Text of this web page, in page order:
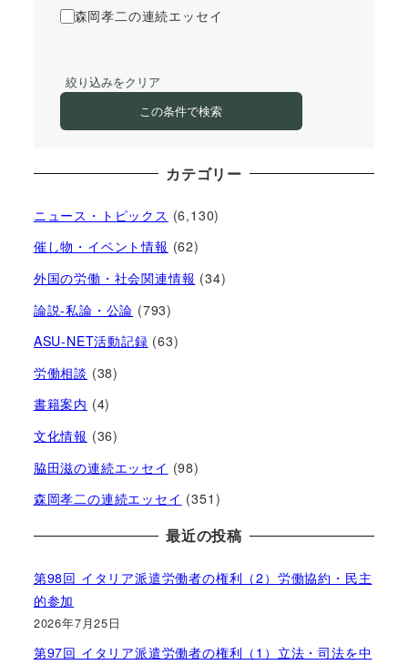
森岡孝二の連続エッセイ
絞り込みをクリア
この条件で検索
カテゴリー
ニュース・トピックス (6,130)
催し物・イベント情報 (62)
外国の労働・社会関連情報 (34)
論説-私論・公論 (793)
ASU-NET活動記録 (63)
労働相談 (38)
書籍案内 (4)
文化情報 (36)
脇田滋の連続エッセイ (98)
森岡孝二の連続エッセイ (351)
最近の投稿
第98回 イタリア派遣労働者の権利（2）労働協約・民主
的参加
2026年7月25日
第97回 イタリア派遣労働者の権利（1）立法・司法を中